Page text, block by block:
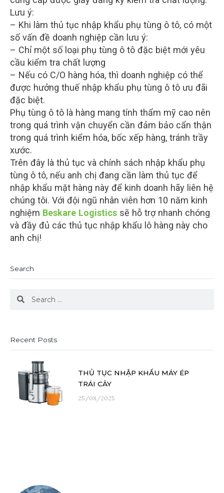
Lưu ý:
– Khi làm thủ tục nhập khẩu phụ tùng ô tô, có một
số vấn đề doanh nghiệp cần lưu ý:
– Chỉ một số loại phụ tùng ô tô đặc biệt mới yêu
cầu kiểm tra chất lượng
– Nếu có C/O hàng hóa, thì doanh nghiệp có thể
được hưởng thuế nhập khẩu phụ tùng ô tô ưu đãi
đặc biệt.
Phụ tùng ô tô là hàng mang tính thẩm mỹ cao nên
trong quá trình vận chuyển cần đảm bảo cẩn thận
trong quá trình kiểm hóa, bốc xếp hàng, tránh trầy
xước.
Trên đây là thủ tục và chính sách nhập khẩu phụ
tùng ô tô, nếu anh chị đang cần làm thủ tục để
nhập khẩu mặt hàng này để kinh doanh hãy liên hệ
chúng tôi. Với đội ngũ nhân viên hơn 10 năm kinh
nghiệm Beskare Logistics sẽ hỗ trợ nhanh chóng
và đầy đủ các thủ tục nhập khẩu lô hàng này cho
anh chị!
Search
Search
Recent Posts
THỦ TỤC NHẬP KHẨU MÁY ÉP
TRÁI CÂY
25/08/2025